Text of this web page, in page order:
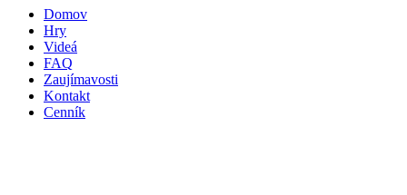
Domov
Hry
Videá
FAQ
Zaujímavosti
Kontakt
Cenník